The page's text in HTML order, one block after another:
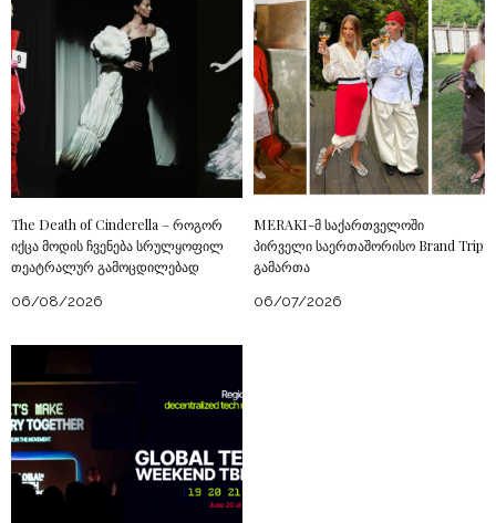
The Death of Cinderella – როგორ
იქცა მოდის ჩვენება სრულყოფილ
თეატრალურ გამოცდილებად
06/08/2026
MERAKI-მ საქართველოში
პირველი საერთაშორისო Brand Trip
გამართა
06/07/2026